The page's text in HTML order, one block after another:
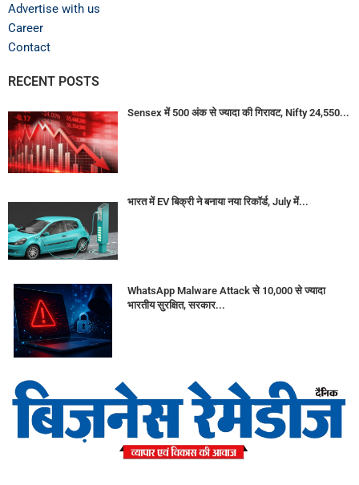
Advertise with us
Career
Contact
RECENT POSTS
Sensex में 500 अंक से ज्यादा की गिरावट, Nifty 24,550...
भारत में EV बिक्री ने बनाया नया रिकॉर्ड, July में...
WhatsApp Malware Attack से 10,000 से ज्यादा
भारतीय सुरक्षित, सरकार...